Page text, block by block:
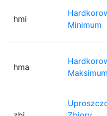
hmi
Minimum
hma
Maksimum